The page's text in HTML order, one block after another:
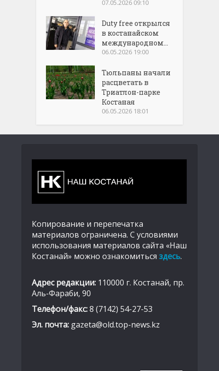
07.05.2026 09:10
Duty free открылся
в костанайском
международном...
06.05.2026 19:00
Тюльпаны начали
расцветать в
Триатлон-парке
Костаная
06.05.2026 18:01
Копирование и перепечатка
материалов ограничена. С условиями
использования материалов сайта «Наш
Костанай» можно ознакомиться здесь.
Адрес редакции: 110000 г. Костанай, пр.
Аль-Фараби, 90
Телефон/факс:8 (7142) 54-27-53
Эл. почта: gazeta@old.top-news.kz